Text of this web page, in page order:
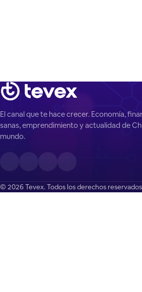
El canal que te hace crecer. Economía,
sanas, emprendimiento y actualidad de
mundo.
© 2026 Tevex. Todos los derechos